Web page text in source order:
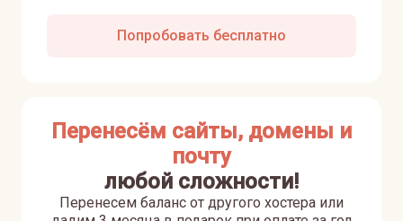
Попробовать бесплатно
Перенесём сайты, домены и
почту
любой сложности!
Перенесем баланс от другого хостера или